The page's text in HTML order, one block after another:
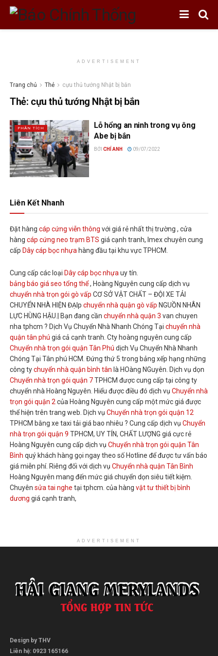
ADVERTISEMENT
Trang chủ Thẻ cựu thủ tướng Nhật bị bắn
Thẻ: cựu thủ tướng Nhật bị bắn
PHÂN TÍCH
Lỗ hổng an ninh trong vụ ông
Abe bị bắn
BỞI CHÍ ANH 09/07/2022
Liên Kết Nhanh
Đặt hàng cáp cứng viễn thông với giá rẻ nhất thị trường , cửa
hàng cáp cứng neo trạm BTS giá cạnh tranh, Imex chuyên cung
cấp Dây cáp bọc nhựa hàng đầu tại khu vực TPHCM.
Cung cấp các loại Dây cáp bọc nhựa uy tín.
bảng báo giá seo tổng thể, Hoàng Nguyên cung cấp dịch vụ
chuyển nhà trọn gói gò vấp CƠ SỞ VẬT CHẤT – ĐỘI XE TẢI
CHUYỂN NHÀ HIỆN ĐẠIp chuyển nhà quận gò vấp NGUỒN NHÂN
LỰC HÙNG HẬU.| Bạn đang cần chuyển nhà quận 3 van chuyen
nha tphcm ? Dịch Vụ Chuyển Nhà Nhanh Chóng Tại chuyển nhà
quận tân phú giá cả cạnh tranh. Cty hoàng nguyên cung cấp
Chuyển nhà trọn gói quận Tân Phú dịch Vụ Chuyển Nhà Nhanh
Chóng Tại Tân phú HCM. Đứng thứ 5 trong bảng xếp hạng những
công tychuyển nhà quận bình tân là HOàng NGuyên. Dịch vụ dọn
Chuyển nhà trọn gói quận 7TPHCM được cung cấp tại công ty
chuyển nhà Hoàng Nguyên. Hiểu được điều đó dịch vụ Chuyển nhà
trọn gói quận 2 của Hoàng Nguyên cung cấp một mức giá được
thể hiện trên trang web. Dịch vụ Chuyển nhà trọn gói quận 12
TPHCM bằng xe taxi tải giá bao nhiêu ? Cung cấp dịch vụ Chuyển
nhà trọn gói quận 9 TPHCM, UY TÍN, CHẤT LƯỢNG giá cực rẻ
Hoàng Nguyên cung cấp dịch vụ Chuyển nhà trọn gói quận Tân
Bình quý khách hàng gọi ngay theo số Hotline để được tư vấn báo
giá miễn phí. Riêng đối với dịch vụ Chuyển nhà quận Tân Bình
Hoàng Nguyên mang đến mức giá chuyển dọn siêu tiết kiệm.
Chuyên sửa tai nghe tại tphcm. của hàng vật tư thiết bị bình
dương giá cạnh tranh,
ADVERTISEMENT
Design by THV
Liên hệ: 0923 165166